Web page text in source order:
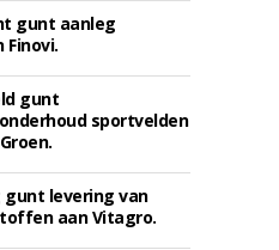
gunt aanleg
gunt
sportvelden
gunt levering van
aan Vitagro.